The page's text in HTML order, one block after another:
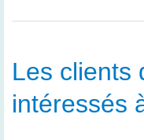
Les clients
intéressés